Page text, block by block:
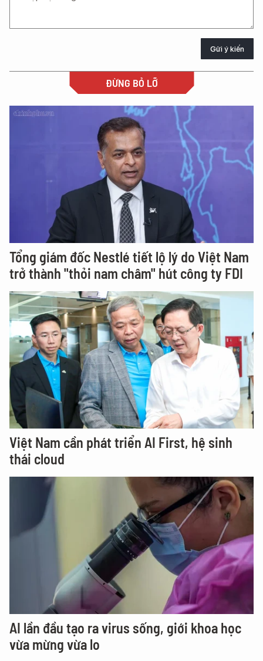
Gửi ý kiến
ĐỪNG BỎ LỠ
Tổng giám đốc Nestlé tiết lộ lý do Việt Nam
trở thành "thỏi nam châm" hút công ty FDI
Việt Nam cần phát triển AI First, hệ sinh
thái cloud
AI lần đầu tạo ra virus sống, giới khoa học
vừa mừng vừa lo